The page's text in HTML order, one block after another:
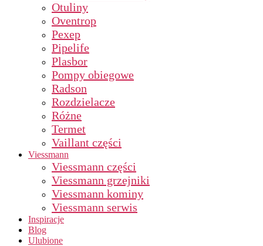
Otuliny
Oventrop
Pexep
Pipelife
Plasbor
Pompy obiegowe
Radson
Rozdzielacze
Różne
Termet
Vaillant części
Viessmann
Viessmann części
Viessmann grzejniki
Viessmann kominy
Viessmann serwis
Inspiracje
Blog
Ulubione